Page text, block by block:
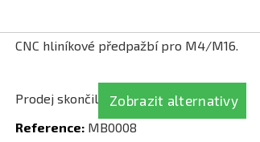
CNC hliníkové předpažbí pro M4/M16.
Prodej skončil Zobrazit alternativy
Reference: MB0008